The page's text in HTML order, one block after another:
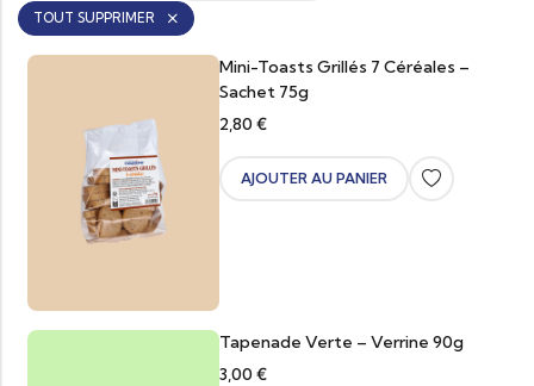
TOUT SUPPRIMER
Mini-Toasts Grillés 7 Céréales –
Sachet 75g
2,80 €
AJOUTER AU PANIER
Tapenade Verte – Verrine 90g
3,00 €